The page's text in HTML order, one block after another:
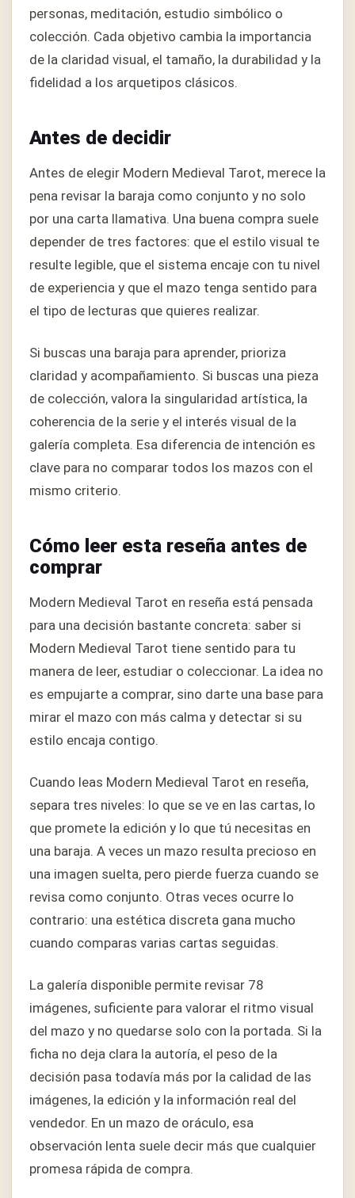
personas, meditación, estudio simbólico o
colección. Cada objetivo cambia la importancia
de la claridad visual, el tamaño, la durabilidad y la
fidelidad a los arquetipos clásicos.
Antes de decidir
Antes de elegir Modern Medieval Tarot, merece la
pena revisar la baraja como conjunto y no solo
por una carta llamativa. Una buena compra suele
depender de tres factores: que el estilo visual te
resulte legible, que el sistema encaje con tu nivel
de experiencia y que el mazo tenga sentido para
el tipo de lecturas que quieres realizar.
Si buscas una baraja para aprender, prioriza
claridad y acompañamiento. Si buscas una pieza
de colección, valora la singularidad artística, la
coherencia de la serie y el interés visual de la
galería completa. Esa diferencia de intención es
clave para no comparar todos los mazos con el
mismo criterio.
Cómo leer esta reseña antes de
comprar
Modern Medieval Tarot en reseña está pensada
para una decisión bastante concreta: saber si
Modern Medieval Tarot tiene sentido para tu
manera de leer, estudiar o coleccionar. La idea no
es empujarte a comprar, sino darte una base para
mirar el mazo con más calma y detectar si su
estilo encaja contigo.
Cuando leas Modern Medieval Tarot en reseña,
separa tres niveles: lo que se ve en las cartas, lo
que promete la edición y lo que tú necesitas en
una baraja. A veces un mazo resulta precioso en
una imagen suelta, pero pierde fuerza cuando se
revisa como conjunto. Otras veces ocurre lo
contrario: una estética discreta gana mucho
cuando comparas varias cartas seguidas.
La galería disponible permite revisar 78
imágenes, suficiente para valorar el ritmo visual
del mazo y no quedarse solo con la portada. Si la
ficha no deja clara la autoría, el peso de la
decisión pasa todavía más por la calidad de las
imágenes, la edición y la información real del
vendedor. En un mazo de oráculo, esa
observación lenta suele decir más que cualquier
promesa rápida de compra.